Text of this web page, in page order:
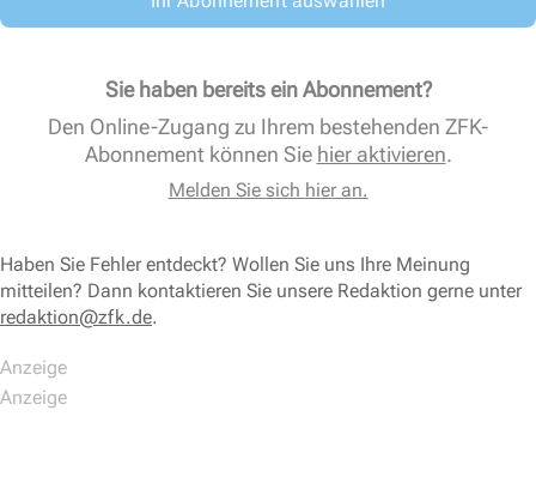
Sie haben bereits ein Abonnement?
Den Online-Zugang zu Ihrem bestehenden ZFK-
Abonnement können Sie hier aktivieren.
Melden Sie sich hier an.
Haben Sie Fehler entdeckt? Wollen Sie uns Ihre Meinung
mitteilen? Dann kontaktieren Sie unsere Redaktion gerne unter
redaktion@zfk.de.